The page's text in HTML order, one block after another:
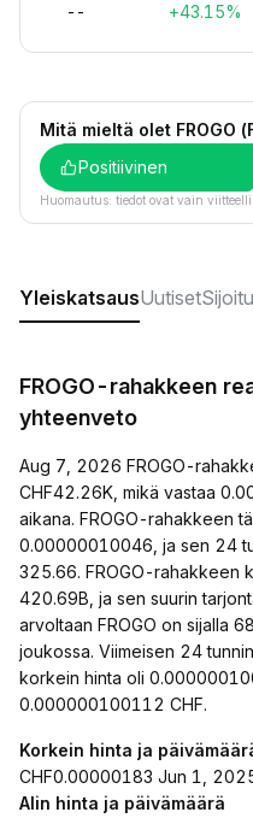
-- +43.15%
Mitä mieltä olet FROGO
Positiivinen
Huomautus: tiedot ovat vain
YleiskatsausUutiset
FROGO-rahakkeen
yhteenveto
Aug 7, 2026 FROGO-
CHF42.26K, mikä vastaa
aikana. FROGO-rahakkeen
0.00000010046, ja sen 24
325.66. FROGO-rahakkeen
420.69B, ja sen suurin
arvoltaan FROGO on sijalla
joukossa. Viimeisen 24
korkein hinta oli
0.000000100112 CHF.
Korkein hinta ja
CHF0.00000183 Jun 1,
Alin hinta ja päivämäärä